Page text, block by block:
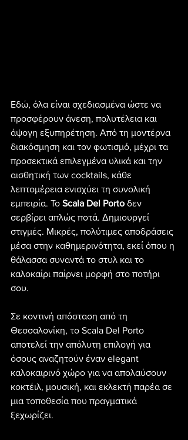
Εδώ, όλα είναι σχεδιασμένα ώστε να
προσφέρουν άνεση, πολυτέλεια και
άψογη εξυπηρέτηση. Από τη μοντέρνα
διακόσμηση και τον φωτισμό, μέχρι τα
προσεκτικά επιλεγμένα υλικά και την
αισθητική των cocktails, κάθε
λεπτομέρεια ενισχύει τη συνολική
εμπειρία. Το Scala Del Porto δεν
σερβίρει απλώς ποτά. Δημιουργεί
στιγμές. Μικρές, πολύτιμες αποδράσεις
μέσα στην καθημερινότητα, εκεί όπου η
θάλασσα συναντά το στυλ και το
καλοκαίρι παίρνει μορφή στο ποτήρι
σου.
Σε κοντινή απόσταση από τη
Θεσσαλονίκη, το Scala Del Porto
αποτελεί την απόλυτη επιλογή για
όσους αναζητούν έναν elegant
καλοκαιρινό χώρο για να απολαύσουν
κοκτέιλ, μουσική, και εκλεκτή παρέα σε
μια τοποθεσία που πραγματικά
ξεχωρίζει.